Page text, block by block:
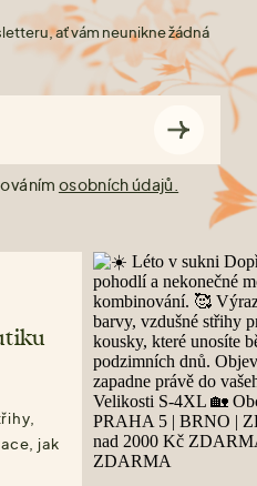
ať vám neunikne žádná
osobních údajů.
jak